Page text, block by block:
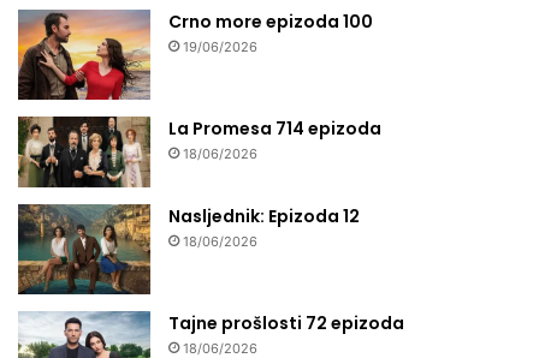
Crno more epizoda 100
19/06/2026
La Promesa 714 epizoda
18/06/2026
Nasljednik: Epizoda 12
18/06/2026
Tajne prošlosti 72 epizoda
18/06/2026